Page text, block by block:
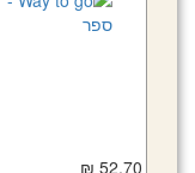
52.70 ₪